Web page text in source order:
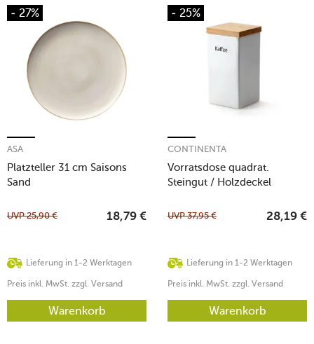
- 27%
Platzteller 31 cm Saisons
Sand
ASA
Lieferung in 1-2 Werktagen
UVP25,90 € 18,79 €
Preis inkl. MwSt. zzgl. Versand
Warenkorb
- 25%
Vorratsdose quadrat.
Steingut / Holzdeckel
CONTINENTA
Lieferung in 1-2 Werktagen
UVP37,95 € 28,19 €
Preis inkl. MwSt. zzgl. Versand
Warenkorb